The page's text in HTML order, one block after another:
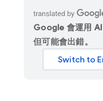
Google 會運用 AI
但可能會出錯。